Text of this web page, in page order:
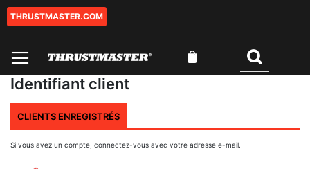
Aller
THRUSTMASTER.COM
Identifiant client
CLIENTS ENREGISTRÉS
Si vous avez un compte, connectez-vous avec votre adresse e-mail.